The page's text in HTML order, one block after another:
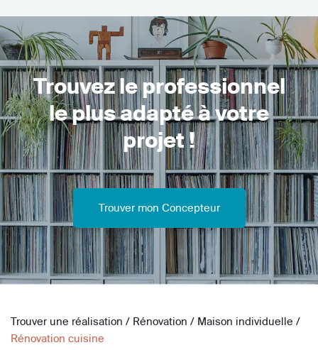
Trouvez le professionnel
le plus adapté à votre
projet !
Trouver mon Concepteur
Trouver une réalisation / Rénovation / Maison individuelle /
Rénovation cuisine